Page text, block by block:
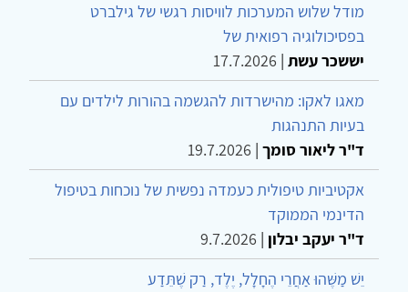
מודל שלוש המערכות לוויסות רגשי של גילברט
בפסיכולוגיה רפואית של
יששכר עשת |
17.7.2026
מאגו לאקו: מהישרדות להגשמה בהורות לילדים עם
בעיות התנהגות
ד"ר ליאור סומך |
19.7.2026
אקטיביות טיפולית כעמדה נפשית של נוכחות בטיפול
הדינמי הממוקד
ד"ר יעקב יבלון |
9.7.2026
יֵשׁ מַשֶּׁהוּ אַחֲרֵי הֶחָלָל, יֶלֶד, רַק שֶׁתֵּדַע